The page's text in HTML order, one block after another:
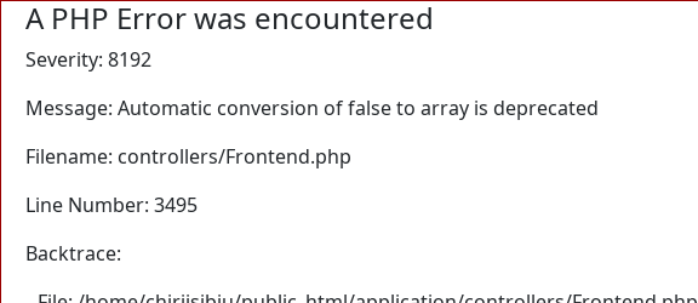
A PHP Error was encountered
Severity: 8192
Message: Automatic conversion of false to array is deprecated
Filename: controllers/Frontend.php
Line Number: 3495
Backtrace: